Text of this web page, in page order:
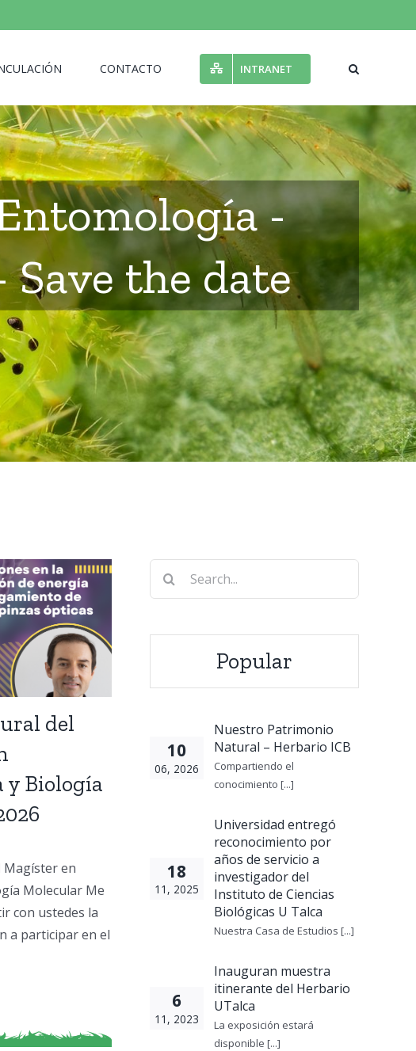
CONTACTO INTRANET
-
Save the date
del
y Biología
Magíster en
Molecular Me
con ustedes la
a participar en el
Search
Popular
10
06, 2026
Nuestro Patrimonio
Natural – Herbario ICB
Compartiendo el
conocimiento [...]
18
11, 2025
Universidad entregó
reconocimiento por
años de servicio a
investigador del
Instituto de Ciencias
Biológicas U Talca
Nuestra Casa de Estudios [...]
6
11, 2023
Inauguran muestra
itinerante del Herbario
UTalca
La exposición estará
disponible [...]